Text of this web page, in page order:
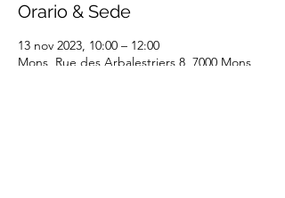
Orario & Sede
13 nov 2023, 10:00 – 12:00
Mons, Rue des Arbalestriers 8, 7000 Mons,